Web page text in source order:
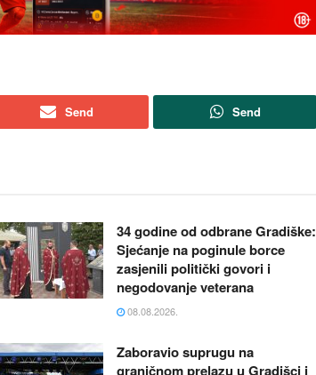
Send Send
34 godine od odbrane Gradiške:
Sjećanje na poginule borce
zasjenili politički govori i
negodovanje veterana
08.08.2026.
Zaboravio suprugu na
graničnom prelazu u Gradišci i